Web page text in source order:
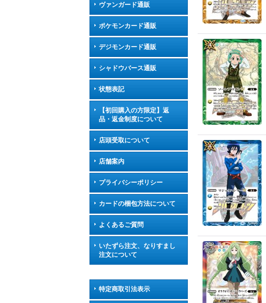
ヴァンガード通販
ポケモンカード通販
デジモンカード通販
シャドウバース通販
状態表記
【初回購入の方限定】返
品・返金制度について
店頭受取について
店舗案内
プライバシーポリシー
カードの梱包方法について
よくあるご質問
いたずら注文、なりすまし
注文について
特定商取引法表示